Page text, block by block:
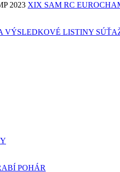
XIX SAM RC
VÝSLEDKOVÉ LISTINY
POHÁR